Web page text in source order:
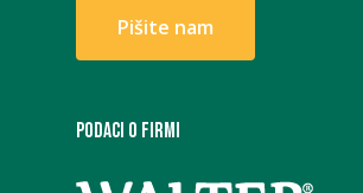
Pišite nam
PODACI O FIRMI